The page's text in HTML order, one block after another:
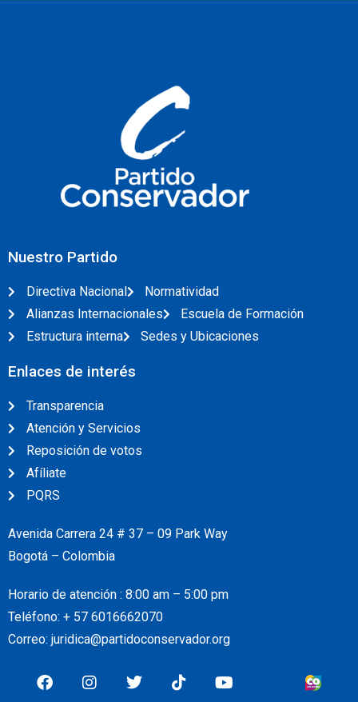
Nuestro Partido
Directiva Nacional
Normatividad
Alianzas Internacionales
Escuela de Formación
Estructura interna
Sedes y Ubicaciones
Enlaces de interés
Transparencia
Atención y Servicios
Reposición de votos
Afíliate
PQRS
Avenida Carrera 24 # 37 – 09 Park Way
Bogotá – Colombia
Horario de atención : 8:00 am – 5:00 pm
Teléfono: + 57 6016662070
Correo: juridica@partidoconservador.org